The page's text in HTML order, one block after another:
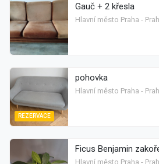
Gauč + 2 křesla
Hlavní město Praha -
REZERVACE
pohovka
Hlavní město Praha -
Ficus Benjamin
Hlavní město Praha -